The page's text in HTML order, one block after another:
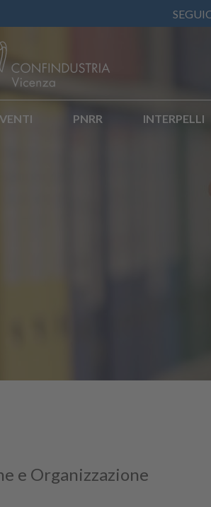
PNRR INTERPELLI
e Organizzazione